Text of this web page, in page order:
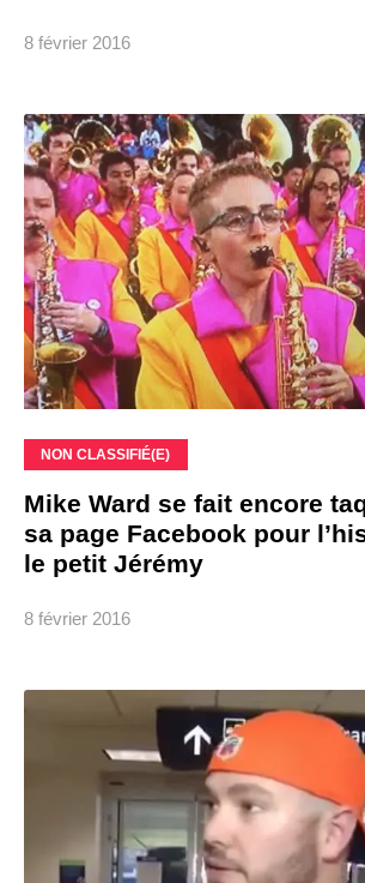
8 février 2016
NON CLASSIFIÉ(E)
Mike Ward se fait encore
sa page Facebook pour
le petit Jérémy
8 février 2016